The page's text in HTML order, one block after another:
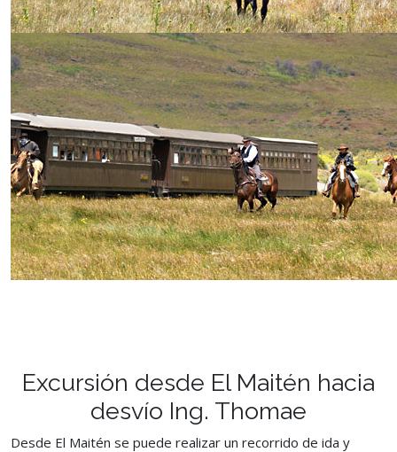
Excursión desde El Maitén hacia
desvío Ing. Thomae
Desde El Maitén se puede realizar un recorrido de ida y